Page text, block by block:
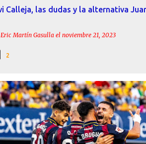
Calleja, las dudas y la alternativa
Eric Martín Gasulla el noviembre 21, 2023
2
MUÑOZ ÁLEX VALLE BOULDINI BRUGUI